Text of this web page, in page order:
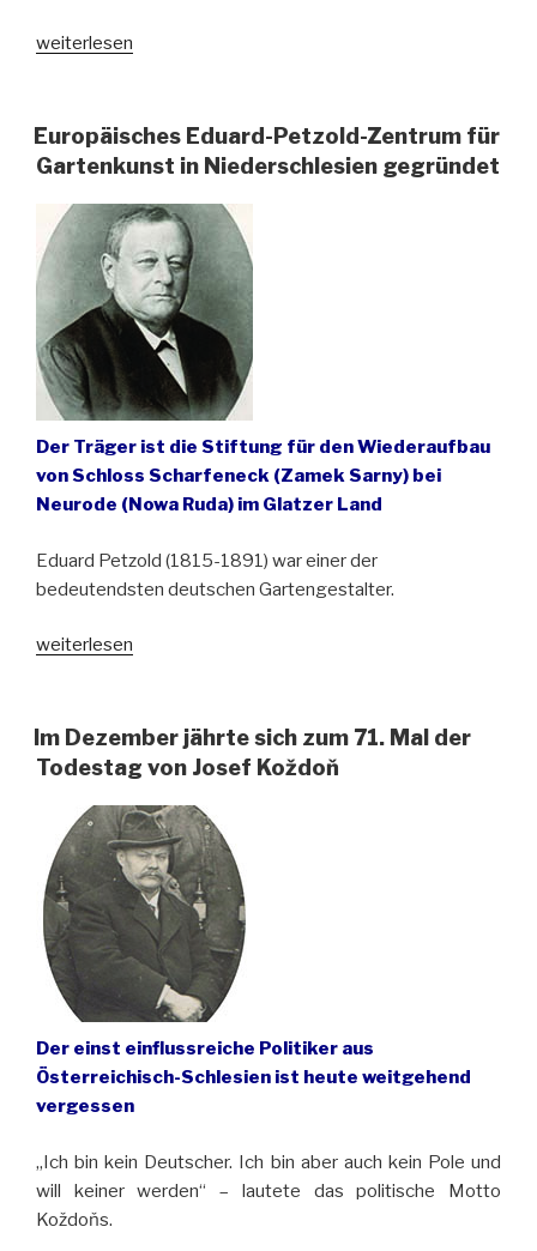
„„Kupferberger
jetzt
„Złoto
weiterlesen
Europäisches Eduard-Petzold-Zentrum für
Gartenkunst in Niederschlesien gegründet
Der Träger ist die Stiftung für den Wiederaufbau
von Schloss Scharfeneck (Zamek Sarny) bei
Neurode (Nowa Ruda) im Glatzer Land
Eduard Petzold (1815-1891) war einer der
bedeutendsten deutschen Gartengestalter.
„Europäisches
Zentrum
für
Niederschlesien
gegründet“
weiterlesen
Im Dezember jährte sich zum 71. Mal der
Todestag von Josef Koždoň
Der einst einflussreiche Politiker aus
Österreichisch-Schlesien ist heute weitgehend
vergessen
„Ich bin kein Deutscher. Ich bin aber auch kein Pole und
will keiner werden“ – lautete das politische Motto
Koždoňs.